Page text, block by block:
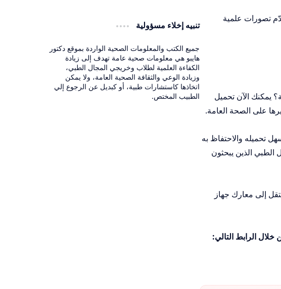
تصورات علمية
يمكنك الآن تحميل
الدقيقة والمحدثة، بحجم مناسب (2.9 ميجابايت) يسهل تحميله والاحتفاظ به
الطبي الذين يبحثون
إلى معارك جهاز
تنبيه إخلاء مسؤولية
جميع الكتب والمعلومات الصحية الواردة بموقع دكتور
هايبو هي معلومات صحية عامة تهدف إلى زيادة
الكفاءة العلمية لطلاب وخريجي المجال الطبي،
وزيادة الوعي والثقافة الصحية العامة، ولا يمكن
اتخاذها كاستشارات طبية، أو كبديل عن الرجوع إلي
الطبيب المختص.